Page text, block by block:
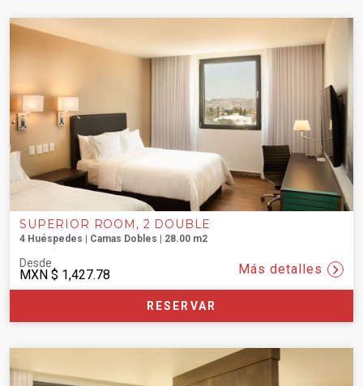
SUPERIOR ROOM, 2 DOUBLE
4 Huéspedes | Camas Dobles | 28.00 m2
Desde
MXN $ 1,427.78 Más detalles
RESERVAR